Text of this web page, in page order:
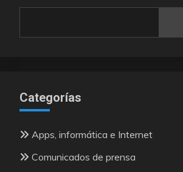
Categorías
Apps, informática e Internet
Comunicados de prensa